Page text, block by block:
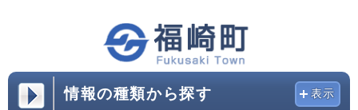
情報の種類から探す 表示